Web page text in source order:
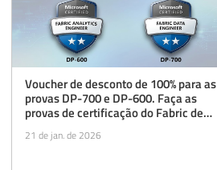
Voucher de desconto de 100% para as
provas DP-700 e DP-600. Faça as
provas de certificação do Fabric de
graça!
21 de jan. de 2026